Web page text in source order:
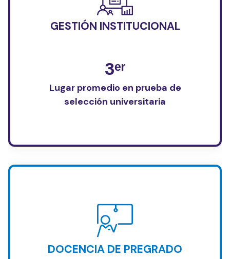
GESTIÓN INSTITUCIONAL
3ᵉʳ
Lugar promedio en prueba de
selección universitaria
DOCENCIA DE PREGRADO